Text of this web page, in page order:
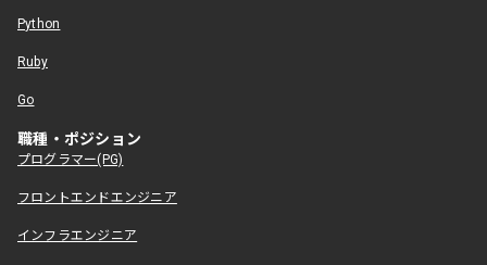
Python
Ruby
Go
職種・ポジション
プログラマー(PG)
フロントエンドエンジニア
インフラエンジニア